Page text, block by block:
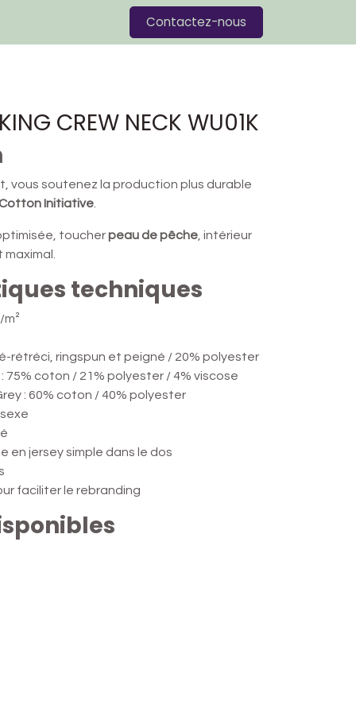
Contactez-nous
CREW NECK WU01K
vous soutenez la production plus durable
Initiative
toucherpeau de pêche , intérieur
techniques
m²
rétréci, ringspun et peigné / 20% polyester
75% coton / 21% polyester / 4% viscose
: 60% coton / 40% polyester
en jersey simple dans le dos
faciliter le rebranding